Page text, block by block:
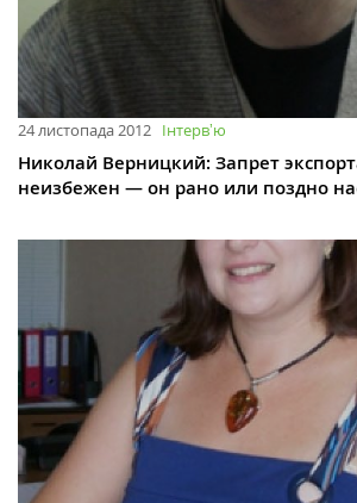
24 листопада 2012 Інтервʼю
Николай Верницкий: Запрет
неизбежен — он рано или поздно